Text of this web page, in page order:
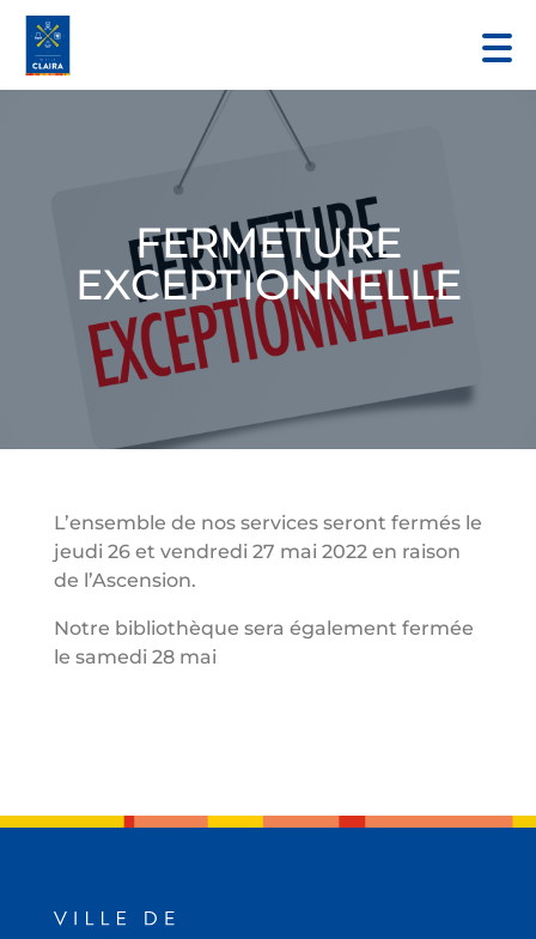
FERMETURE
EXCEPTIONNELLE
L’ensemble de nos services seront fermés le
jeudi 26 et vendredi 27 mai 2022 en raison
de l’Ascension.
Notre bibliothèque sera également fermée
le samedi 28 mai